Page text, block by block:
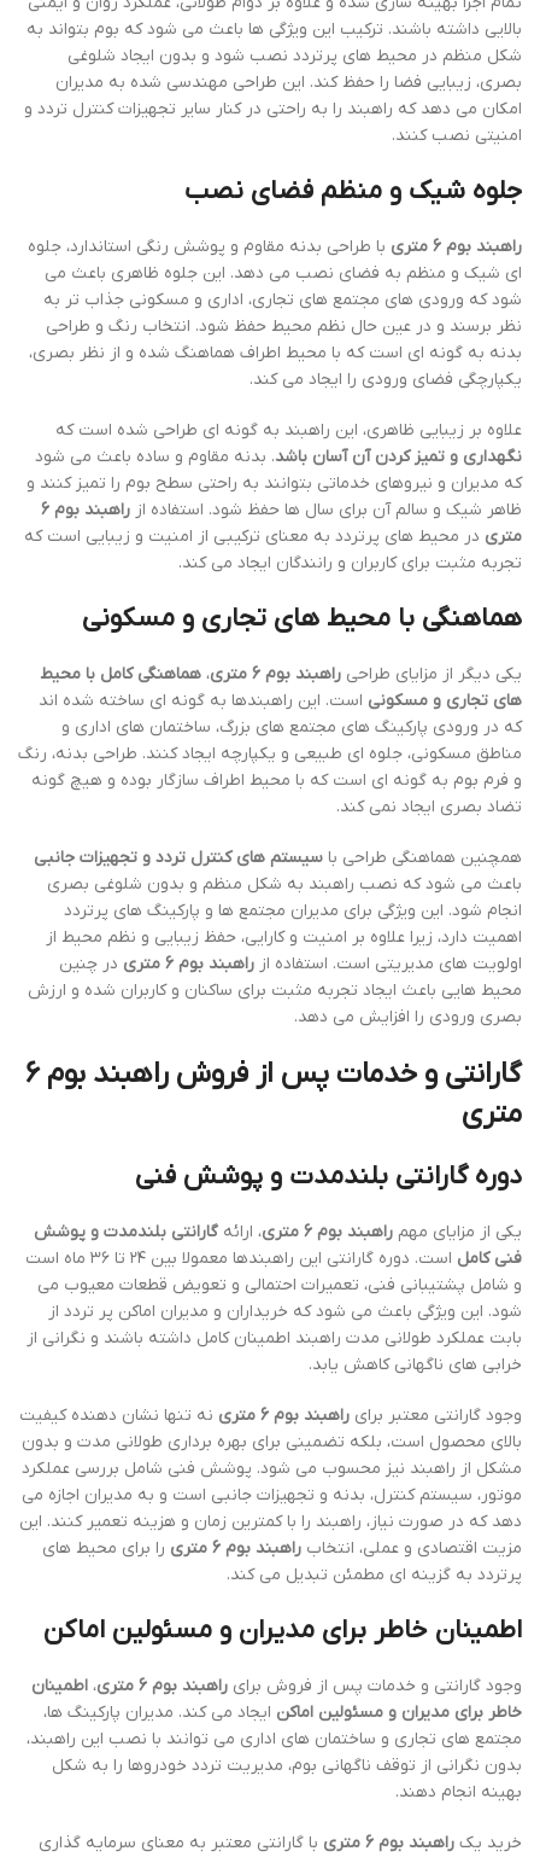
بالایی داشته باشند. ترکیب این ویژگی ها باعث می شود که بوم بتواند به
شکل منظم در محیط های پرتردد نصب شود و بدون ایجاد شلوغی
بصری، زیبایی فضا را حفظ کند. این طراحی مهندسی شده به مدیران
امکان می دهد که راهبند را به راحتی در کنار سایر تجهیزات کنترل تردد و
امنیتی نصب کنند.
جلوه شیک و منظم فضای نصب
راهبند بوم 6 متری
با طراحی بدنه مقاوم و پوشش رنگی استاندارد، جلوه
ای شیک و منظم به فضای نصب می دهد. این جلوه ظاهری باعث می
شود که ورودی های مجتمع های تجاری، اداری و مسکونی جذاب تر به
نظر برسند و در عین حال نظم محیط حفظ شود. انتخاب رنگ و طراحی
بدنه به گونه ای است که با محیط اطراف هماهنگ شده و از نظر بصری،
یکپارچگی فضای ورودی را ایجاد می کند.
علاوه بر زیبایی ظاهری، این راهبند به گونه ای طراحی شده است که
نگهداری و تمیز کردن آن آسان باشد. بدنه مقاوم و ساده باعث می شود
که مدیران و نیروهای خدماتی بتوانند به راحتی سطح بوم را تمیز کنند و
ظاهر شیک و سالم آن برای سال ها حفظ شود. استفاده از
راهبند بوم 6
متری در محیط های پرتردد به معنای ترکیبی از امنیت و زیبایی است که
تجربه مثبت برای کاربران و رانندگان ایجاد می کند.
هماهنگی با محیط های تجاری و مسکونی
یکی دیگر از مزایای طراحی راهبند بوم 6 متری ، هماهنگی کامل با محیط
های تجاری و مسکونی است. این راهبندها به گونه ای ساخته شده اند
که در ورودی پارکینگ های مجتمع های بزرگ، ساختمان های اداری و
مناطق مسکونی، جلوه ای طبیعی و یکپارچه ایجاد کنند. طراحی بدنه، رنگ
و فرم بوم به گونه ای است که با محیط اطراف سازگار بوده و هیچ گونه
تضاد بصری ایجاد نمی کند.
همچنین هماهنگی طراحی با سیستم های کنترل تردد و تجهیزات جانبی
باعث می شود که نصب راهبند به شکل منظم و بدون شلوغی بصری
انجام شود. این ویژگی برای مدیران مجتمع ها و پارکینگ های پرتردد
اهمیت دارد، زیرا علاوه بر امنیت و کارایی، حفظ زیبایی و نظم محیط از
اولویت های مدیریتی است. استفاده از راهبند بوم 6 متری
در چنین
محیط هایی باعث ایجاد تجربه مثبت برای ساکنان و کاربران شده و ارزش
بصری ورودی را افزایش می دهد.
گارانتی و خدمات پس از فروش راهبند بوم 6
متری
دوره گارانتی بلندمدت و پوشش فنی
یکی از مزایای مهم راهبند بوم 6 متری ، ارائه گارانتی بلندمدت و پوشش
فنی کامل
است. دوره گارانتی این راهبندها معمولا بین ۲۴ تا ۳۶ ماه است
و شامل پشتیبانی فنی، تعمیرات احتمالی و تعویض قطعات معیوب می
شود. این ویژگی باعث می شود که خریداران و مدیران اماکن پر تردد از
بابت عملکرد طولانی مدت راهبند اطمینان کامل داشته باشند و نگرانی از
خرابی های ناگهانی کاهش یابد.
وجود گارانتی معتبر برای راهبند بوم 6 متری
نه تنها نشان دهنده کیفیت
بالای محصول است، بلکه تضمینی برای بهره برداری طولانی مدت و بدون
مشکل از راهبند نیز محسوب می شود. پوشش فنی شامل بررسی عملکرد
موتور، سیستم کنترل، بدنه و تجهیزات جانبی است و به مدیران اجازه می
دهد که در صورت نیاز، راهبند را با کمترین زمان و هزینه تعمیر کنند. این
مزیت اقتصادی و عملی، انتخاب راهبند بوم 6 متری
را برای محیط های
پرتردد به گزینه ای مطمئن تبدیل می کند.
اطمینان خاطر برای مدیران و مسئولین اماکن
وجود گارانتی و خدمات پس از فروش برای راهبند بوم 6 متری ، اطمینان
خاطر برای مدیران و مسئولین اماکن ایجاد می کند. مدیران پارکینگ ها،
مجتمع های تجاری و ساختمان های اداری می توانند با نصب این راهبند،
بدون نگرانی از توقف ناگهانی بوم، مدیریت تردد خودروها را به شکل
بهینه انجام دهند.
خرید یک راهبند بوم 6 متری
با گارانتی معتبر به معنای سرمایه گذاری